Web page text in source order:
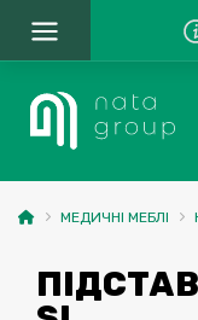
МЕДИЧНІ МЕБЛІ